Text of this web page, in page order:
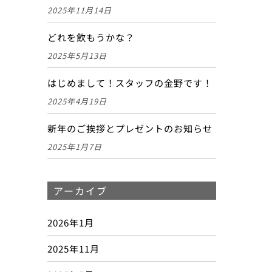
2025年11月14日
どれを飲もうかな？
2025年5月13日
はじめまして！スタッフの金野です！
2025年4月19日
新年のご挨拶とプレゼントのお知らせ
2025年1月7日
アーカイブ
2026年1月
2025年11月